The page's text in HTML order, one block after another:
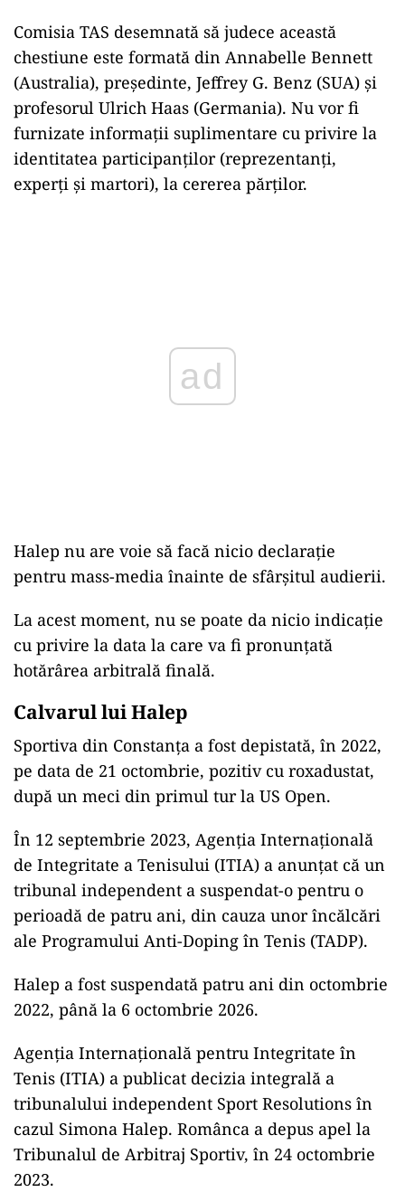
Comisia TAS desemnată să judece această
chestiune este formată din Annabelle Bennett
(Australia), preşedinte, Jeffrey G. Benz (SUA) şi
profesorul Ulrich Haas (Germania). Nu vor fi
furnizate informaţii suplimentare cu privire la
identitatea participanţilor (reprezentanţi,
experţi şi martori), la cererea părţilor.
ad
Halep nu are voie să facă nicio declaraţie
pentru mass-media înainte de sfârşitul audierii.
La acest moment, nu se poate da nicio indicaţie
cu privire la data la care va fi pronunţată
hotărârea arbitrală finală.
Calvarul lui Halep
Sportiva din Constanţa a fost depistată, în 2022,
pe data de 21 octombrie, pozitiv cu roxadustat,
după un meci din primul tur la US Open.
În 12 septembrie 2023, Agenţia Internaţională
de Integritate a Tenisului (ITIA) a anunţat că un
tribunal independent a suspendat-o pentru o
perioadă de patru ani, din cauza unor încălcări
ale Programului Anti-Doping în Tenis (TADP).
Halep a fost suspendată patru ani din octombrie
2022, până la 6 octombrie 2026.
Agenţia Internaţională pentru Integritate în
Tenis (ITIA) a publicat decizia integrală a
tribunalului independent Sport Resolutions în
cazul Simona Halep. Românca a depus apel la
Tribunalul de Arbitraj Sportiv, în 24 octombrie
2023.